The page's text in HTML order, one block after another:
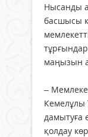
Нысанды
басшысы
маңызын
–
Кемелұлы
дамытуға
қолдау